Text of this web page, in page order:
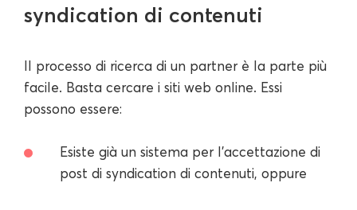
syndication di contenuti
Il processo di ricerca di un partner è la parte più
facile. Basta cercare i siti web online. Essi
possono essere:
Esiste già un sistema per l'accettazione di
post di syndication di contenuti, oppure